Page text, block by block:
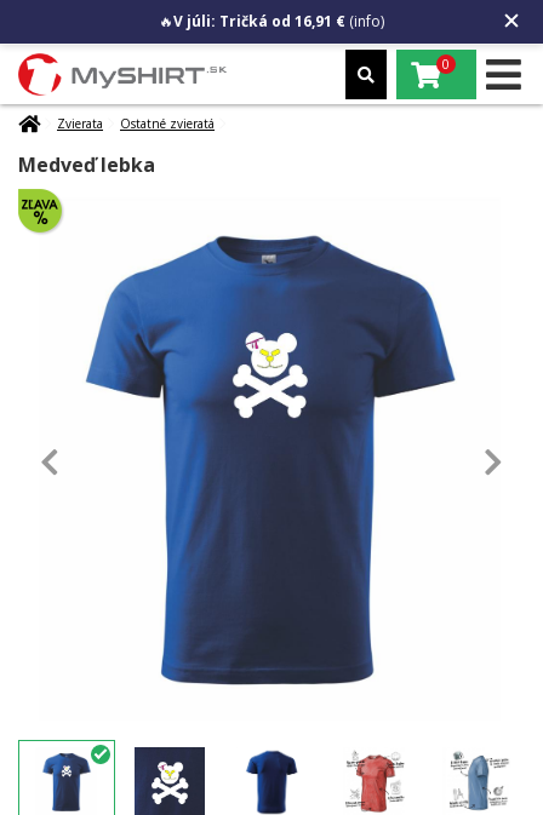
🔥V júli: Tričká od 16,91 € (info)
0
Zvierata Ostatné zvieratá
Medveď lebka